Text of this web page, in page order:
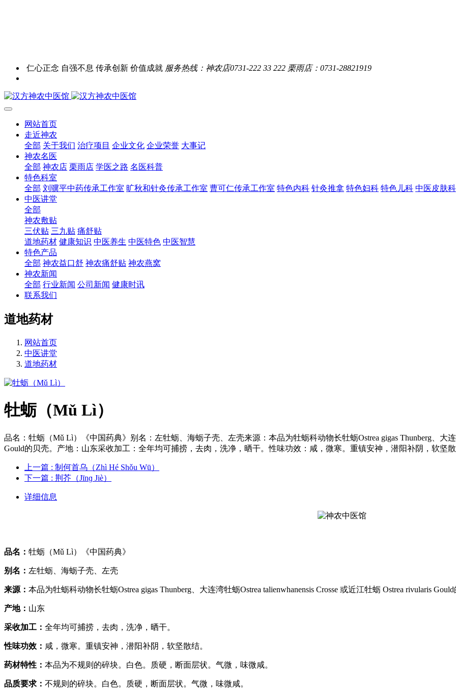
仁心正念 自强不息 传承创新 价值成就 服务热线：神农店0731-222 33 222 栗雨店：0731-28821919
网站首页
走近神农
全部 关于我们 治疗项目 企业文化 企业荣誉 大事记
神农名医
全部 神农店 栗雨店 学医之路 名医科普
特色科室
全部 刘骥平中药传承工作室 旷秋和针灸传承工作室 曹可仁传承工作室 特色内科 针灸推拿 特色妇科 特色儿科 中医皮肤科
中医讲堂
全部
神农敷贴
三伏贴 三九贴 痛舒贴
道地药材 健康知识 中医养生 中医特色 中医智慧
特色产品
全部 神农益口舒 神农痛舒贴 神农燕窝
神农新闻
全部 行业新闻 公司新闻 健康时讯
联系我们
道地药材
网站首页
中医讲堂
道地药材
牡蛎（Mǔ Lì）
品名：牡蛎（Mǔ Lì）《中国药典》别名：左牡蛎、海蛎子壳、左壳来源：本品为牡蛎科动物长牡蛎Ostrea gigas Thunberg、大连
Gould的贝壳。产地：山东采收加工：全年均可捕捞，去肉，洗净，晒干。性味功效：咸，微寒。重镇安神，潜阳补阴，软坚
上一篇 : 制何首乌（Zhì Hé Shǒu Wū）
下一篇 : 荆芥（Jīnɡ Jiè）
详细信息
品名： 牡蛎（Mǔ Lì）《中国药典》
别名： 左牡蛎、海蛎子壳、左壳
来源： 本品为牡蛎科动物长牡蛎Ostrea gigas Thunberg、大连湾牡蛎Ostrea talienwhanensis Crosse 或近江牡蛎 Ostrea rivularis Gould
产地： 山东
采收加工： 全年均可捕捞，去肉，洗净，晒干。
性味功效： 咸，微寒。重镇安神，潜阳补阴，软坚散结。
药材特性： 本品为不规则的碎块。白色。质硬，断面层状。气微，味微咸。
品质要求： 不规则的碎块。白色。质硬，断面层状。气微，味微咸。